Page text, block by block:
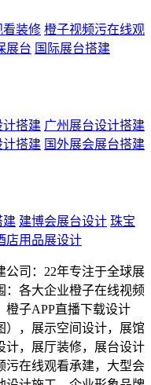
看装修 橙子视频污在线观
展台 国际展台搭建
计搭建 广州展台设计搭建
计搭建 国外展会展台搭建
建 建博会展台设计 珠宝
店用品展设计
公司：22年专注于全球展
：各大企业橙子在线视频
橙子APP直播下载设计
），展示空间设计，展馆
计，展厅装修，展台设计
污在线观看承建，大型会